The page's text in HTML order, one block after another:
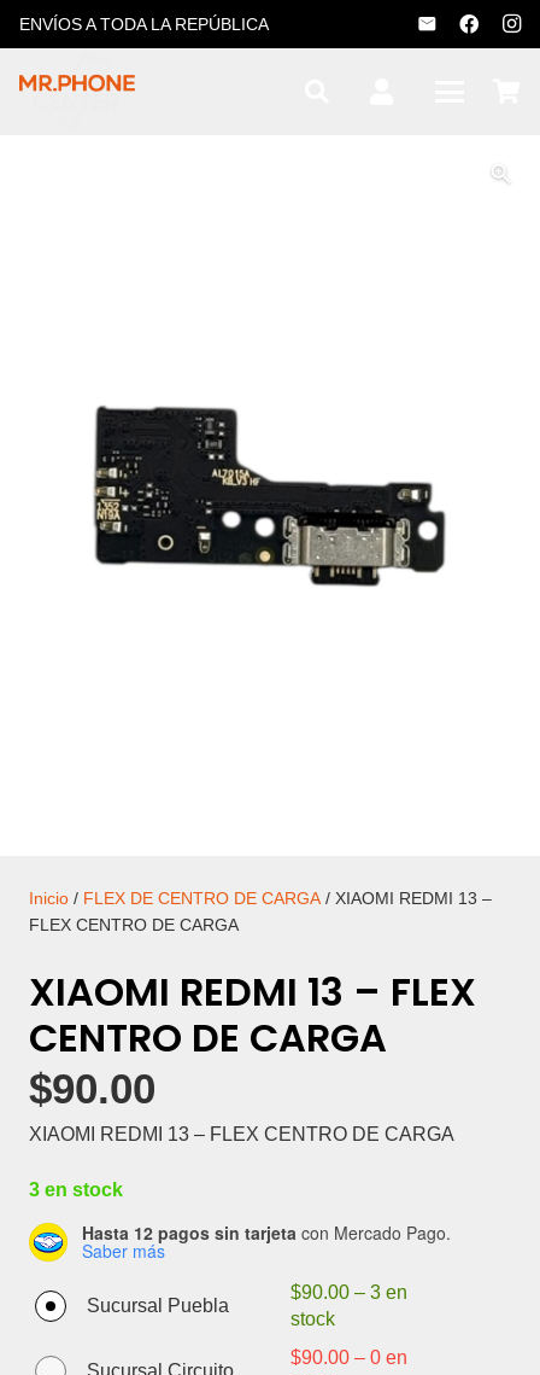
ENVÍOS A TODA LA REPÚBLICA
Inicio / FLEX DE CENTRO DE CARGA/ XIAOMI REDMI 13 –
FLEX CENTRO DE CARGA
XIAOMI REDMI 13 – FLEX
CENTRO DE CARGA
$90.00
XIAOMI REDMI 13 – FLEX CENTRO DE CARGA
3 en stock
Hasta 12 pagos sin tarjeta con Mercado Pago.
Saber más
Sucursal Puebla
$90.00 –3 en
stock
Sucursal Circuito
$90.00 –0 en